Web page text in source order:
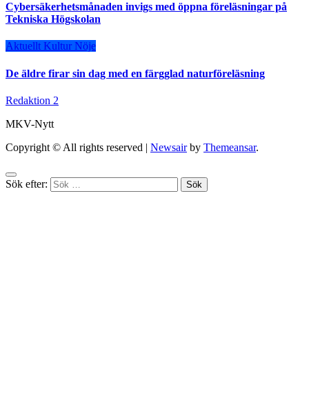
Cybersäkerhetsmånaden invigs med öppna föreläsningar på
Tekniska Högskolan
Aktuellt Kultur Nöje
De äldre firar sin dag med en färgglad naturföreläsning
Redaktion 2
MKV-Nytt
Copyright © All rights reserved | Newsairby Themeansar.
Sök efter: